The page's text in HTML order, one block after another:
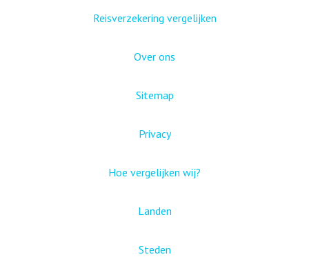
Reisverzekering vergelijken
Over ons
Sitemap
Privacy
Hoe vergelijken wij?
Landen
Steden